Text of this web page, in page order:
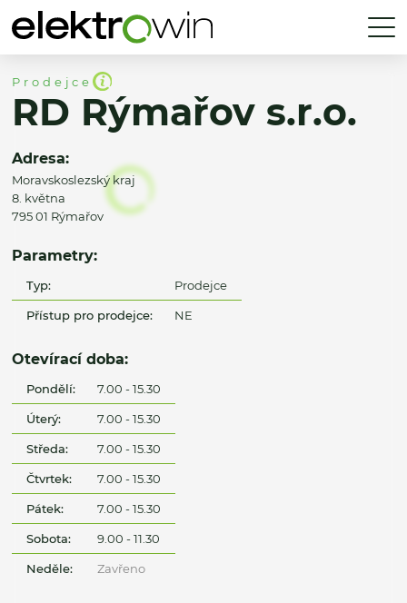
Prodejce
RD Rýmařov s.r.o.
Adresa:
Moravskoslezský kraj
8. května
795 01 Rýmařov
Parametry:
Typ: Prodejce
Přístup pro prodejce: NE
Otevírací doba:
Pondělí: 7.00 - 15.30
Úterý: 7.00 - 15.30
Středa: 7.00 - 15.30
Čtvrtek: 7.00 - 15.30
Pátek: 7.00 - 15.30
Sobota: 9.00 - 11.30
Neděle: Zavřeno